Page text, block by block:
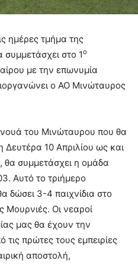
ημέρες τμήμα της
στο 1ο
με την επωνυμία
ο ΑΟ Μινώταυρος
του Μινώταυρου που θα
10 Απριλίου ως και
συμμετάσχει η ομάδα
Αυτό το τριήμερο
δώσει 3-4 παιχνίδια στο
Μουρνιές. Οι νεαροί
μας θα έχουν την
πρώτες τους εμπειρίες
αποστολή,